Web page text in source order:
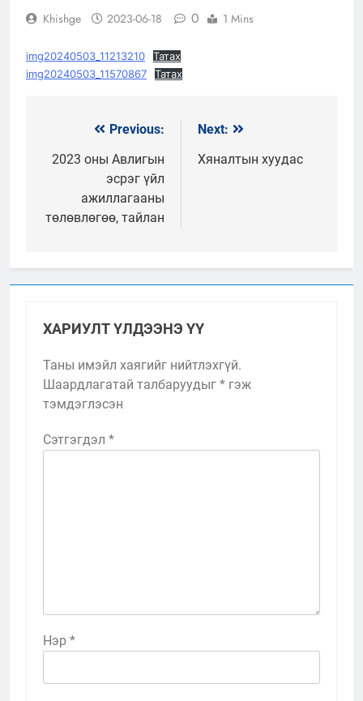
Khishge 2023-06-18 0 1 Mins
img20240503_11213210
Татах
img20240503_11570867
Татах
Мэдээний
цэс
Previous:
2023 оны Авлигын
эсрэг үйл
ажиллагааны
төлөвлөгөө, тайлан
Next:
Хяналтын хуудас
ХАРИУЛТ ҮЛДЭЭНЭ ҮҮ
Таны имэйл хаягийг нийтлэхгүй.
Шаардлагатай талбаруудыг * гэж
тэмдэглэсэн
Сэтгэгдэл *
Нэр *